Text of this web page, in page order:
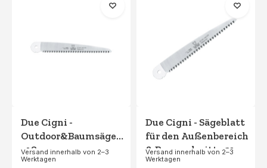
Due Cigni -
Outdoor&Baumsägeblatt
- 18cm
Versand innerhalb von 2–3
Werktagen
Due Cigni - Sägeblatt
für den Außenbereich
& Baumschnitt - 21cm
Versand innerhalb von 2–3
Werktagen